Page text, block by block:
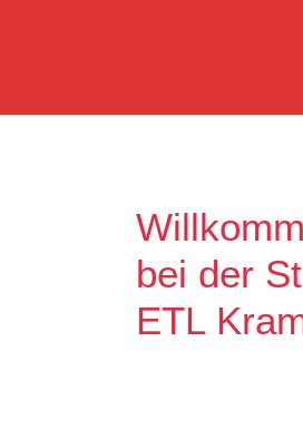
bei der
ETL